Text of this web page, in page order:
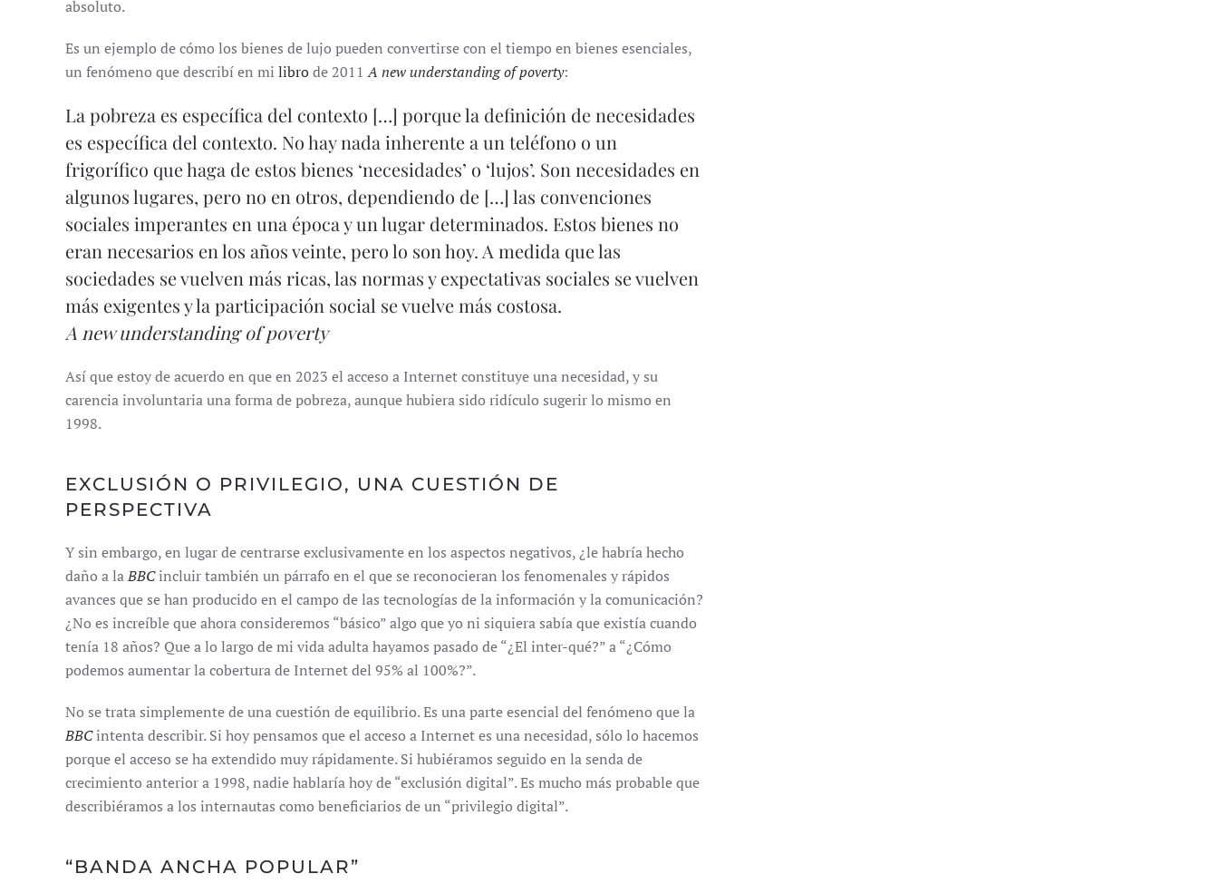
absoluto.
Es un ejemplo de cómo los bienes de lujo pueden convertirse con el tiempo en bienes esenciales,
un fenómeno que describí en mi librode 2011A new understanding of poverty:
La pobreza es específica del contexto […] porque la definición de necesidades
es específica del contexto. No hay nada inherente a un teléfono o un
frigorífico que haga de estos bienes ‘necesidades’ o ‘lujos’. Son necesidades en
algunos lugares, pero no en otros, dependiendo de […] las convenciones
sociales imperantes en una época y un lugar determinados. Estos bienes no
eran necesarios en los años veinte, pero lo son hoy. A medida que las
sociedades se vuelven más ricas, las normas y expectativas sociales se vuelven
más exigentes y la participación social se vuelve más costosa.
A new understanding of poverty
Así que estoy de acuerdo en que en 2023 el acceso a Internet constituye una necesidad, y su
carencia involuntaria una forma de pobreza, aunque hubiera sido ridículo sugerir lo mismo en
1998.
EXCLUSIÓN O PRIVILEGIO, UNA CUESTIÓN DE
PERSPECTIVA
Y sin embargo, en lugar de centrarse exclusivamente en los aspectos negativos, ¿le habría hecho
daño a laBBCincluir también un párrafo en el que se reconocieran los fenomenales y rápidos
avances que se han producido en el campo de las tecnologías de la información y la comunicación?
¿No es increíble que ahora consideremos “básico” algo que yo ni siquiera sabía que existía cuando
tenía 18 años? Que a lo largo de mi vida adulta hayamos pasado de “¿El inter-qué?” a “¿Cómo
podemos aumentar la cobertura de Internet del 95% al 100%?”.
No se trata simplemente de una cuestión de equilibrio. Es una parte esencial del fenómeno que la
BBCintenta describir. Si hoy pensamos que el acceso a Internet es una necesidad, sólo lo hacemos
porque el acceso se ha extendido muy rápidamente. Si hubiéramos seguido en la senda de
crecimiento anterior a 1998, nadie hablaría hoy de “exclusión digital”. Es mucho más probable que
describiéramos a los internautas como beneficiarios de un “privilegio digital”.
“BANDA ANCHA POPULAR”